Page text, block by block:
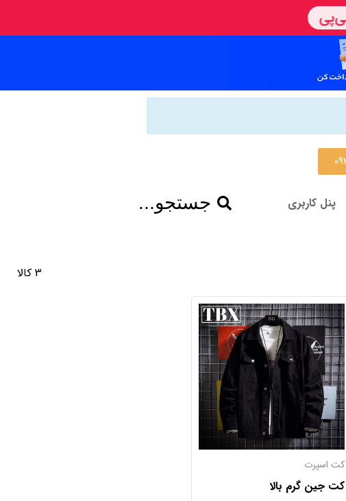
پنل کاربری جستجو...
3 کالا
کت اسپرت
کت جین گرم بالا